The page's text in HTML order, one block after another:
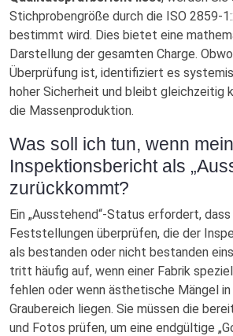
Stichprobengröße durch die ISO 2859-
bestimmt wird. Dies bietet eine
Darstellung der gesamten Charge.
Überprüfung ist, identifiziert es
hoher Sicherheit und bleibt
die Massenproduktion.
Was soll ich tun, wenn mein
Inspektionsbericht als
zurückkommt?
Ein „Ausstehend“-Status erfordert,
Feststellungen überprüfen, die der
als bestanden oder nicht bestanden
tritt häufig auf, wenn einer Fabrik
fehlen oder wenn ästhetische Mängel
Graubereich liegen. Sie müssen die
und Fotos prüfen, um eine endgültige